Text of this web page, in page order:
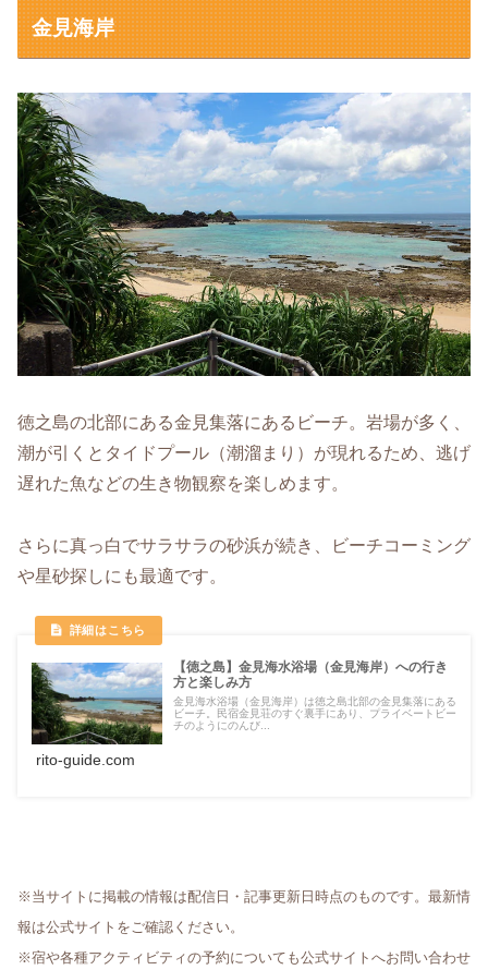
金見海岸
徳之島の北部にある金見集落にあるビーチ。岩場が多く、
潮が引くとタイドプール（潮溜まり）が現れるため、逃げ
遅れた魚などの生き物観察を楽しめます。
さらに真っ白でサラサラの砂浜が続き、ビーチコーミング
や星砂探しにも最適です。
【徳之島】金見海水浴場（金見海岸）への行き
方と楽しみ方
金見海水浴場（金見海岸）は徳之島北部の金見集落にある
ビーチ。民宿金見荘のすぐ裏手にあり、プライベートビー
チのようにのんび...
rito-guide.com
※当サイトに掲載の情報は配信日・記事更新日時点のものです。最新情
報は公式サイトをご確認ください。
※宿や各種アクティビティの予約についても公式サイトへお問い合わせ